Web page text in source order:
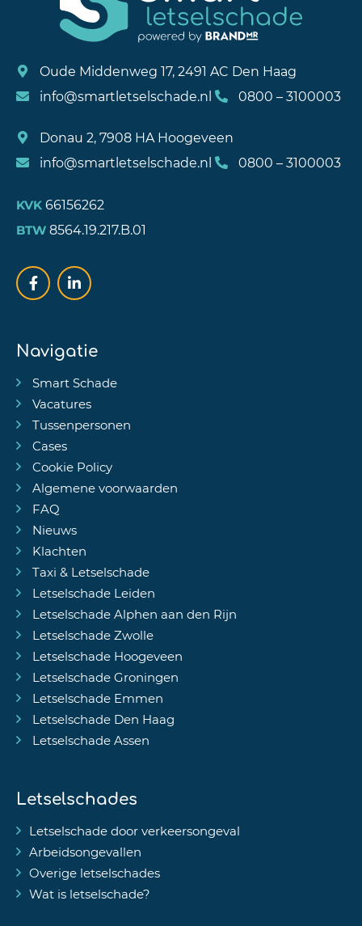
Oude Middenweg 17, 2491 AC Den Haag
info@smartletselschade.nl
0800 – 3100003
Donau 2, 7908 HA Hoogeveen
info@smartletselschade.nl
0800 – 3100003
KVK 66156262
BTW 8564.19.217.B.01
Navigatie
Smart Schade
Vacatures
Tussenpersonen
Cases
Cookie Policy
Algemene voorwaarden
FAQ
Nieuws
Klachten
Taxi & Letselschade
Letselschade Leiden
Letselschade Alphen aan den Rijn
Letselschade Zwolle
Letselschade Hoogeveen
Letselschade Groningen
Letselschade Emmen
Letselschade Den Haag
Letselschade Assen
Letselschades
Letselschade door verkeersongeval
Arbeidsongevallen
Overige letselschades
Wat is letselschade?